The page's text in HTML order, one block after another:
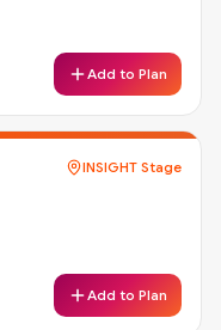
Add to Plan
INSIGHT Stage
Add to Plan